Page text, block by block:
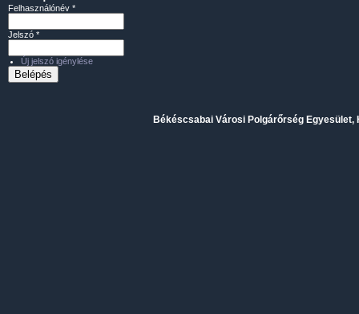
Felhasználónév *
Jelszó *
Új jelszó igénylése
Békéscsabai Városi Polgárőrség Egyesület,